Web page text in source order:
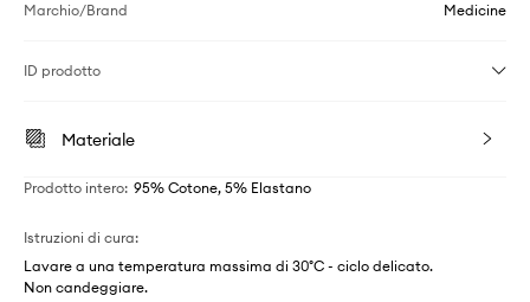
Marchio/Brand Medicine
ID prodotto
Materiale
Prodotto intero: 95% Cotone, 5% Elastano
Istruzioni di cura:
Lavare a una temperatura massima di 30°C - ciclo delicato.
Non candeggiare.